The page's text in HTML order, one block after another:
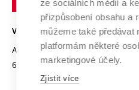
Open Science
Projekty
Projekty ze strukturálních fondů
Specifický výzkum
Univerzitní sítě
Bezpečná univerzita
Vyznamenání
Organizační struktura
VYSOKÉ UČENÍ TECHNICKÉ V
Antonínská 548/1
602 00 Brno
ze sociálních médií a
přizpůsobení obsahu a
můžeme také předávat
platformám některé
marketingové účely.
Zjistit více